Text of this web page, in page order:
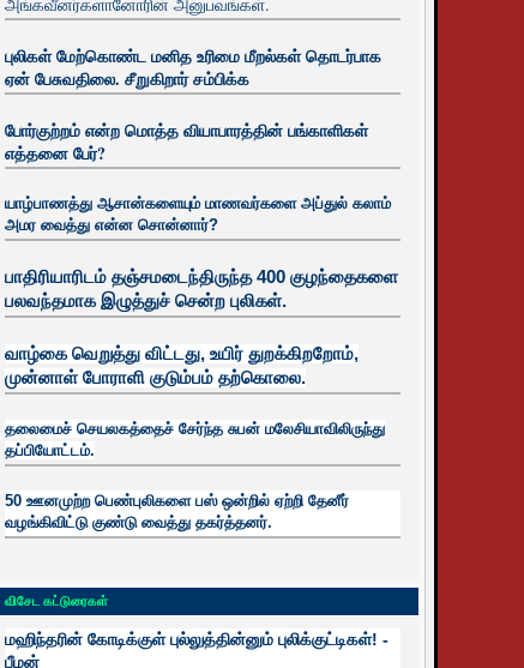
புலிகள் மேற்கொண்ட மனித உரிமை மீறல்கள் தொடர்பாக
ஏன் பேசுவதிலை. சீறுகிறார் சம்பிக்க
போர்குற்றம் என்ற மொத்த வியாபாரத்தின் பங்காளிகள்
எத்தனை பேர்?
யாழ்பாணத்து ஆசான்களையும் மாணவர்களை அப்துல் கலாம்
அமர வைத்து என்ன சொன்னார்?
பாதிரியாரிடம் தஞ்சமடைந்திருந்த 400 குழந்தைகளை
பலவந்தமாக இழுத்துச் சென்ற புலிகள்.
வாழ்கை வெறுத்து விட்டது, உயிர் துறக்கிறறோம்,
முன்னாள் போராளி குடும்பம் தற்கொலை.
தலைமைச் செயலகத்தைச் சேர்ந்த சுபன் மலேசியாவிலிருந்து
தப்பியோட்டம்.
50 ஊனமுற்ற பெண்புலிகளை பஸ் ஒன்றில் ஏற்றி தேனீர்
வழங்கிவிட்டு குண்டு வைத்து தகர்த்தனர்.
விசேட கட்டுரைகள்
மஹிந்தரின் கோடிக்குள் புல்லுத்தின்னும் புலிக்குட்டிகள்! -
பீமன்